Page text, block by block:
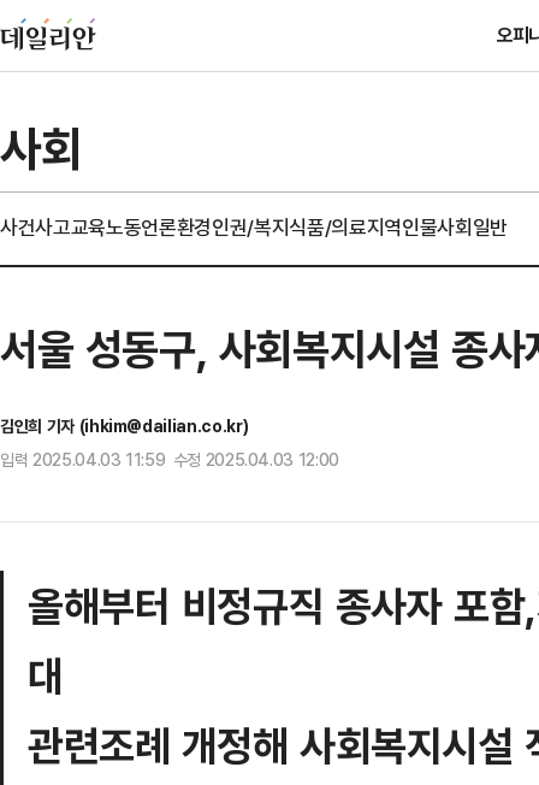
오피
사회
사건사고교육노동언론환경인권/복지식품/의료지역인물사회일반
서울 성동구, 사회복지시설 종
김인희 기자 (ihkim@dailian.co.kr)
입력 2025.04.03 11:59 수정 2025.04.03 12:00
올해부터 비정규직 종사자 포
대
관련조례 개정해 사회복지시설